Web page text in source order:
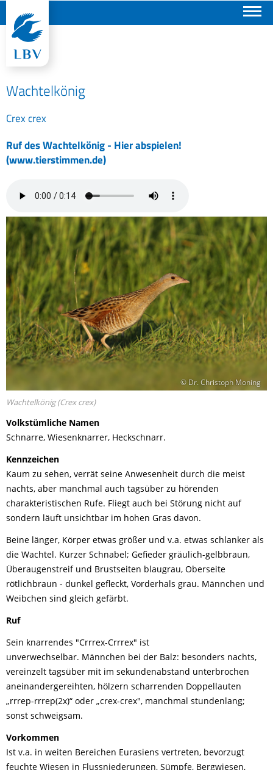
Wachtelkönig
Crex crex
Ruf des Wachtelkönig - Hier abspielen!
(www.tierstimmen.de)
© Dr. Christoph Moning
Wachtelkönig (Crex crex)
Volkstümliche Namen
Schnarre, Wiesenknarrer, Heckschnarr.
Kennzeichen
Kaum zu sehen, verrät seine Anwesenheit durch die meist
nachts, aber manchmal auch tagsüber zu hörenden
charakteristischen Rufe. Fliegt auch bei Störung nicht auf
sondern läuft unsichtbar im hohen Gras davon.
Beine länger, Körper etwas größer und v.a. etwas schlanker als
die Wachtel. Kurzer Schnabel; Gefieder gräulich-gelbbraun,
Überaugenstreif und Brustseiten blaugrau, Oberseite
rötlichbraun - dunkel gefleckt, Vorderhals grau. Männchen und
Weibchen sind gleich gefärbt.
Ruf
Sein knarrendes "Crrrex-Crrrex" ist
unverwechselbar. Männchen bei der Balz: besonders nachts,
vereinzelt tagsüber mit im sekundenabstand unterbrochen
aneinandergereihten, hölzern scharrenden Doppellauten
„rrrep-rrrep(2x)“ oder „crex-crex", manchmal stundenlang;
sonst schweigsam.
Vorkommen
Ist v.a. in weiten Bereichen Eurasiens vertreten, bevorzugt
feuchte Wiesen in Flussniederungen, Sümpfe, Bergwiesen,